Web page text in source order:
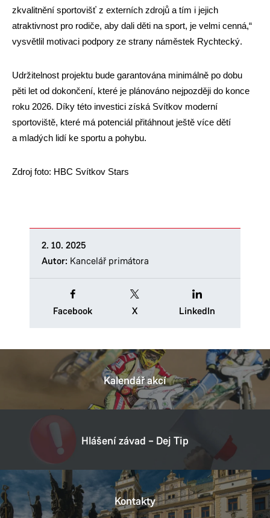
zkvalitnění sportovišť z externích zdrojů a tím i jejich
atraktivnost pro rodiče, aby dali děti na sport, je velmi cenná,“
vysvětlil motivaci podpory ze strany náměstek Rychtecký.
Udržitelnost projektu bude garantována minimálně po dobu
pěti let od dokončení, které je plánováno nejpozději do konce
roku 2026. Díky této investici získá Svítkov moderní
sportoviště, které má potenciál přitáhnout ještě více dětí
a mladých lidí ke sportu a pohybu.
Zdroj foto: HBC Svítkov Stars
2. 10. 2025
Autor: Kancelář primátora
Facebook X LinkedIn
Kalendář akcí
Hlášení závad – Dej Tip
Kontakty